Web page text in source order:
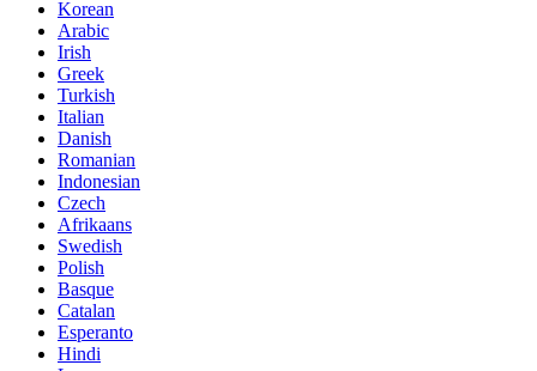
Korean
Arabic
Irish
Greek
Turkish
Italian
Danish
Romanian
Indonesian
Czech
Afrikaans
Swedish
Polish
Basque
Catalan
Esperanto
Hindi